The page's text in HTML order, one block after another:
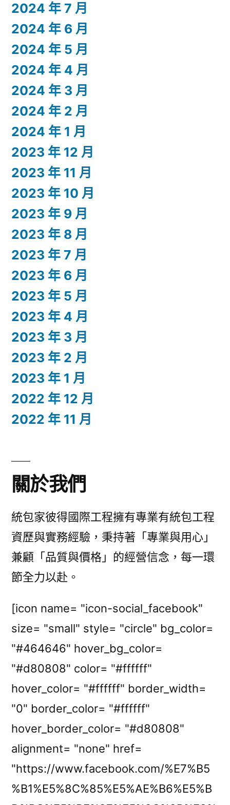
2024 年 7 月
2024 年 6 月
2024 年 5 月
2024 年 4 月
2024 年 3 月
2024 年 2 月
2024 年 1 月
2023 年 12 月
2023 年 11 月
2023 年 10 月
2023 年 9 月
2023 年 8 月
2023 年 7 月
2023 年 6 月
2023 年 5 月
2023 年 4 月
2023 年 3 月
2023 年 2 月
2023 年 1 月
2022 年 12 月
2022 年 11 月
關於我們
統包家彼得國際工程擁有專業有統包工程
資歷與實務經驗，秉持著「專業與用心」
兼顧「品質與價格」的經營信念，每一環
節全力以赴。
[icon name= "icon-social_facebook"
size= "small" style= "circle" bg_color=
"#464646" hover_bg_color=
"#d80808" color= "#ffffff"
hover_color= "#ffffff" border_width=
"0" border_color= "#ffffff"
hover_border_color= "#d80808"
alignment= "none" href=
"https://www.facebook.com/%E7%B5
%B1%E5%8C%85%E5%AE%B6%E5%B